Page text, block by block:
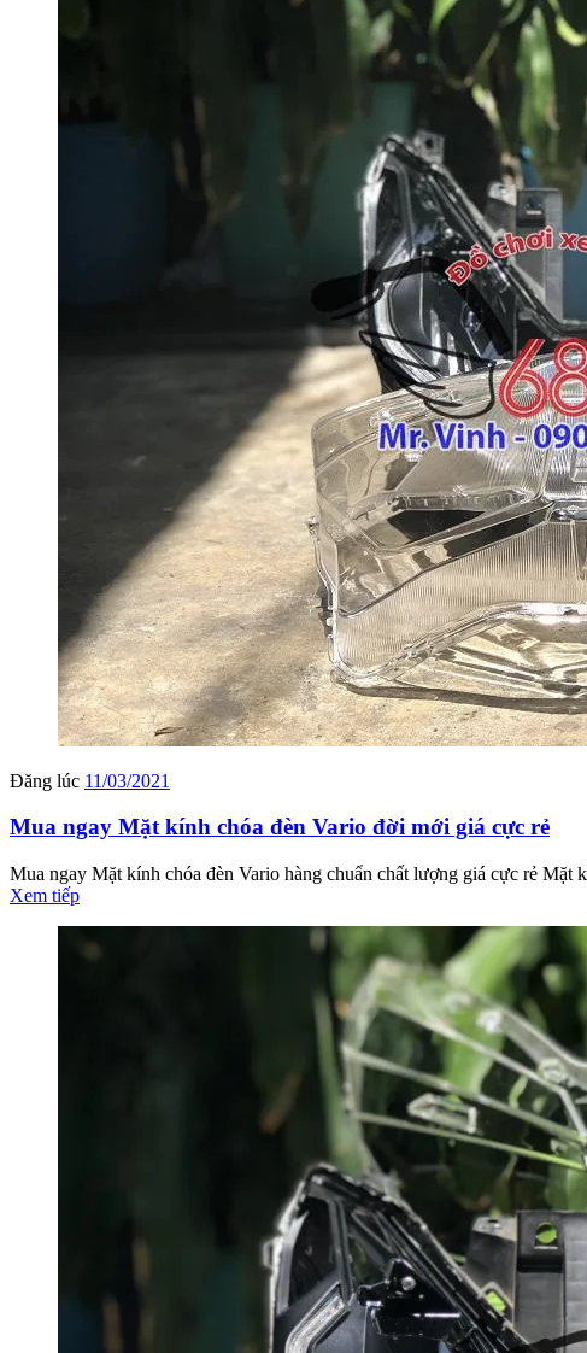
Đăng lúc 11/03/2021
Mua ngay Mặt kính chóa đèn Vario đời mới giá cực rẻ
Mua ngay Mặt kính chóa đèn Vario hàng chuẩn chất lượng giá cực rẻ Mặt
Xem tiếp